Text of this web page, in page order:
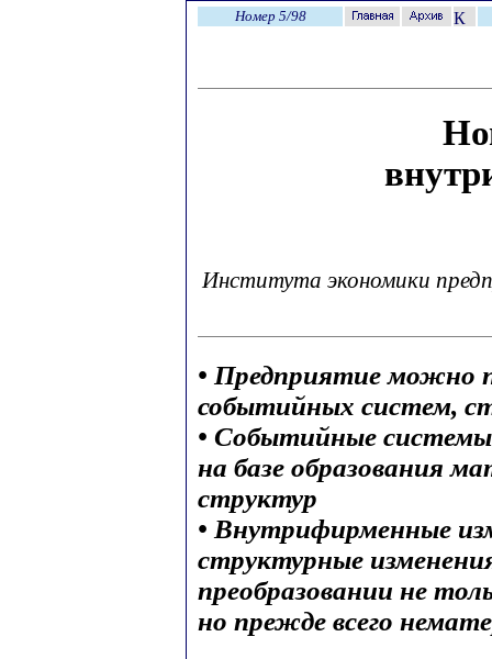
Номер 5/98
Института экономики
• Предприятие можно
событийных систем,
• Событийные
на базе образования
структур
• Внутрифирменные
структурные
преобразовании не
но прежде всего